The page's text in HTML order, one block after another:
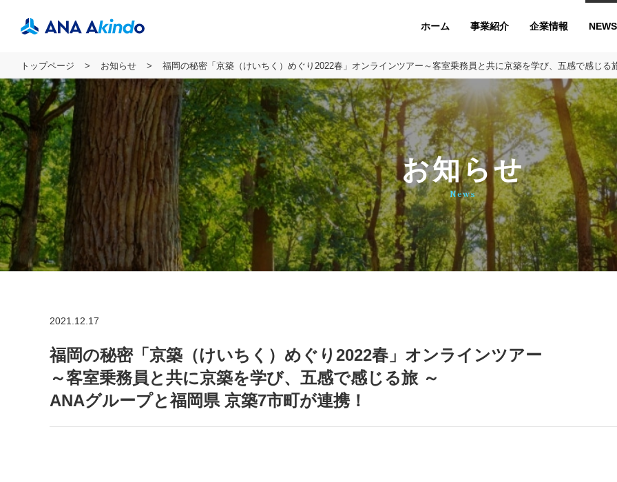
ホーム 事業紹介 企業情報 NEWS
トップページ お知らせ 福岡の秘密「京築（けいちく）めぐり2022春」オンラインツアー～客室乗務員と共に京築を学び、五感で感じ
お知らせ
News
2021.12.17
福岡の秘密「京築（けいちく）めぐり2022春」オンラインツアー
～客室乗務員と共に京築を学び、五感で感じる旅 ～
ANAグループと福岡県 京築7市町が連携！